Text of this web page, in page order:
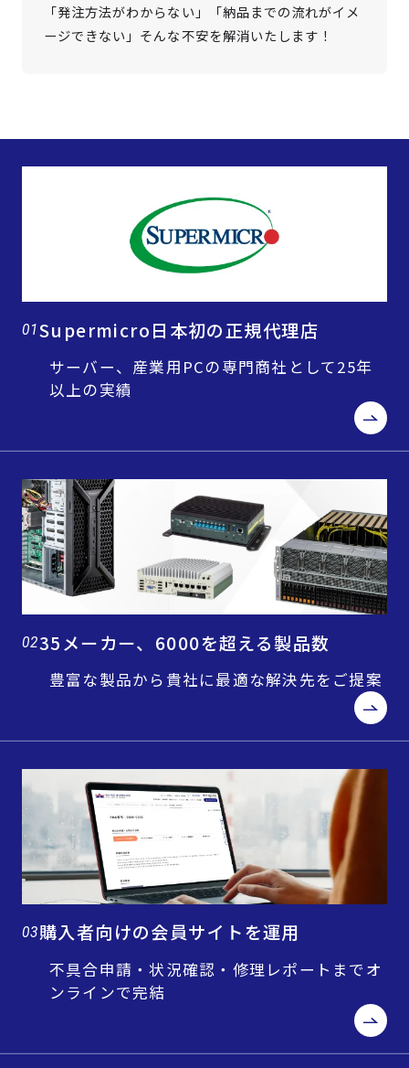
「発注方法がわからない」「納品までの流れがイメ
ージできない」そんな不安を解消いたします！
01Supermicro日本初の正規代理店
サーバー、産業用PCの専門商社として25年
以上の実績
0235メーカー、6000を超える製品数
豊富な製品から貴社に最適な解決先をご提案
03購入者向けの会員サイトを運用
不具合申請・状況確認・修理レポートまでオ
ンラインで完結